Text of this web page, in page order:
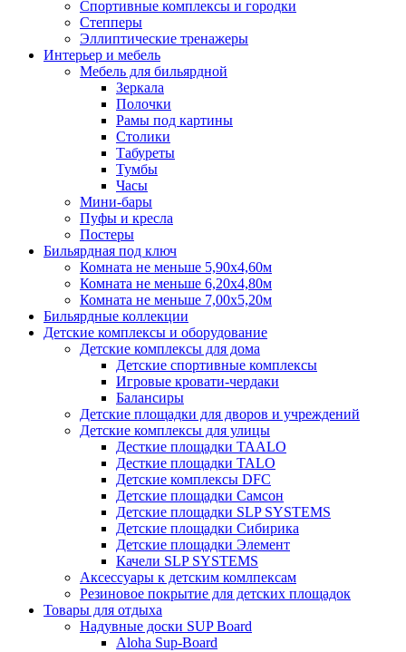
Спортивные комплексы и городки
Степперы
Эллиптические тренажеры
Интерьер и мебель
Мебель для бильярдной
Зеркала
Полочки
Рамы под картины
Столики
Табуреты
Тумбы
Часы
Мини-бары
Пуфы и кресла
Постеры
Бильярдная под ключ
Комната не меньше 5,90х4,60м
Комната не меньше 6,20х4,80м
Комната не меньше 7,00х5,20м
Бильярдные коллекции
Детские комплексы и оборудование
Детские комплексы для дома
Детские спортивные комплексы
Игровые кровати-чердаки
Балансиры
Детские площадки для дворов и учреждений
Детские комплексы для улицы
Десткие площадки TAALO
Десткие площадки TALO
Детские комплексы DFC
Детские площадки Самсон
Детские площадки SLP SYSTEMS
Детские площадки Сибирика
Детские площадки Элемент
Качели SLP SYSTEMS
Аксессуары к детским комлпексам
Резиновое покрытие для детских площадок
Товары для отдыха
Надувные доски SUP Board
Aloha Sup-Board